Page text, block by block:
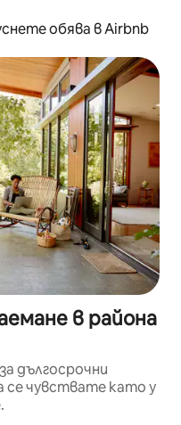
обява в Airbnb
в района
дългосрочни
се чувствате като у